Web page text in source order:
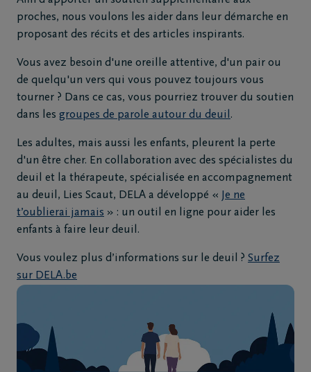
proches, nous voulons les aider dans leur démarche en
proposant des récits et des articles inspirants.
Vous avez besoin d'une oreille attentive, d'un pair ou
de quelqu'un vers qui vous pouvez toujours vous
tourner ? Dans ce cas, vous pourriez trouver du soutien
dans les groupes de parole autour du deuil.
Les adultes, mais aussi les enfants, pleurent la perte
d'un être cher. En collaboration avec des spécialistes du
deuil et la thérapeute, spécialisée en accompagnement
au deuil, Lies Scaut, DELA a développé « Je ne
t’oublierai jamais » : un outil en ligne pour aider les
enfants à faire leur deuil.
Vous voulez plus d’informations sur le deuil ? Surfez
sur DELA.be